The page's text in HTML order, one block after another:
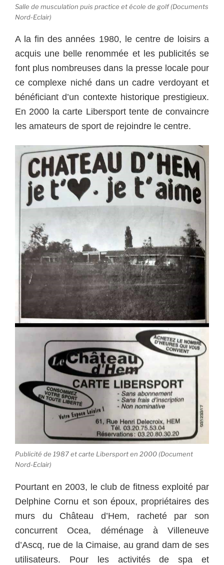
Salle de musculation puis practice et école de golf (Documents
Nord-Eclair)
A la fin des années 1980, le centre de loisirs a
acquis une belle renommée et les publicités se
font plus nombreuses dans la presse locale pour
ce complexe niché dans un cadre verdoyant et
bénéficiant d’un contexte historique prestigieux.
En 2000 la carte Libersport tente de convaincre
les amateurs de sport de rejoindre le centre.
Publicité de 1987 et carte Libersport en 2000 (Document
Nord-Eclair)
Pourtant en 2003, le club de fitness exploité par
Delphine Cornu et son époux, propriétaires des
murs du Château d’Hem, racheté par son
concurrent Ocea, déménage à Villeneuve
d’Ascq, rue de la Cimaise, au grand dam de ses
utilisateurs. Pour les activités de spa et